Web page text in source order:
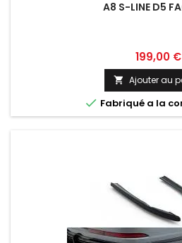
A8 S-LINE D5
Prix
199,00 €
 Ajouter au
 Fabriqué a la